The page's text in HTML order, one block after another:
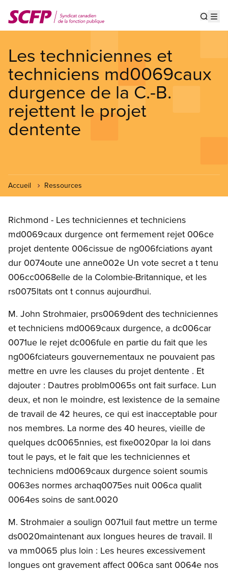
au
contenu
Les techniciennes et
techniciens md0069caux
durgence de la C.-B.
rejettent le projet
dentente
Accueil Ressources
Richmond - Les techniciennes et techniciens
md0069caux durgence ont fermement rejet 006ce
projet dentente 006cissue de ng006fciations ayant
dur 0074oute une anne002e Un vote secret a t tenu
006cc0068elle de la Colombie-Britannique, et les
rs0075ltats ont t connus aujourdhui.
M. John Strohmaier, prs0069dent des techniciennes
et techniciens md0069caux durgence, a dc006car
0071ue le rejet dc006fule en partie du fait que les
ng006fciateurs gouvernementaux ne pouvaient pas
mettre en uvre les clauses du projet dentente . Et
dajouter : Dautres problm0065s ont fait surface. Lun
deux, et non le moindre, est lexistence de la semaine
de travail de 42 heures, ce qui est inacceptable pour
nos membres. La norme des 40 heures, vieille de
quelques dc0065nnies, est fixe0020par la loi dans
tout le pays, et le fait que les techniciennes et
techniciens md0069caux durgence soient soumis
0063es normes archaq0075es nuit 006ca qualit
0064es soins de sant.0020
M. Strohmaier a soulign 0071uil faut mettre un terme
ds0020maintenant aux longues heures de travail. Il
va mm0065 plus loin : Les heures excessivement
longues ont gravement affect 006ca sant 0064e nos